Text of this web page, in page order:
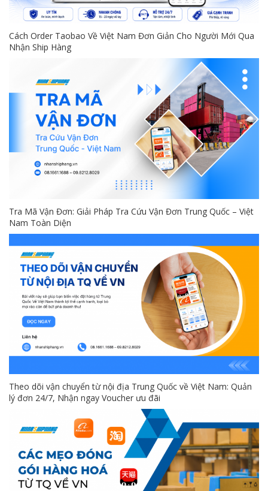
Cách Order Taobao Về Việt Nam Đơn Giản Cho Người Mới Qua
Nhận Ship Hàng
Tra Mã Vận Đơn: Giải Pháp Tra Cứu Vận Đơn Trung Quốc – Việt
Nam Toàn Diện
Theo dõi vận chuyển từ nội địa Trung Quốc về Việt Nam: Quản
lý đơn 24/7, Nhận ngay Voucher ưu đãi